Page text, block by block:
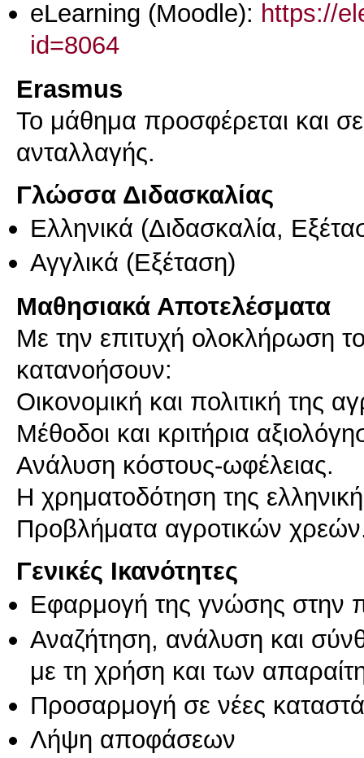
eLearning (Moodle): https://
id=8064
Erasmus
Το μάθημα προσφέρεται και
ανταλλαγής.
Γλώσσα Διδασκαλίας
Ελληνικά (Διδασκαλία,
Αγγλικά (Εξέταση)
Μαθησιακά Αποτελέσματα
Με την επιτυχή ολοκλήρωση
κατανοήσουν:
Οικονομική και πολιτική της
Μέθοδοι και κριτήρια
Ανάλυση κόστους-ωφέλειας.
Η χρηματοδότηση της
Προβλήματα αγροτικών
Γενικές Ικανότητες
Εφαρμογή της γνώσης στην
Αναζήτηση, ανάλυση και
με τη χρήση και των
Προσαρμογή σε νέες
Λήψη αποφάσεων